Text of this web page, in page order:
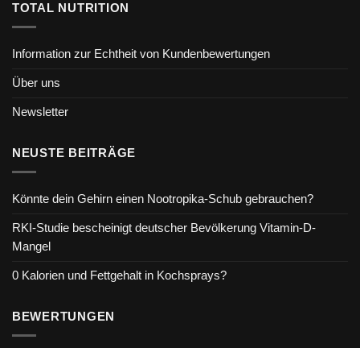
TOTAL NUTRITION
Information zur Echtheit von Kundenbewertungen
Über uns
Newsletter
NEUSTE BEITRÄGE
Könnte dein Gehirn einen Nootropika-Schub gebrauchen?
RKI-Studie bescheinigt deutscher Bevölkerung Vitamin-D-
Mangel
0 Kalorien und Fettgehalt in Kochsprays?
BEWERTUNGEN